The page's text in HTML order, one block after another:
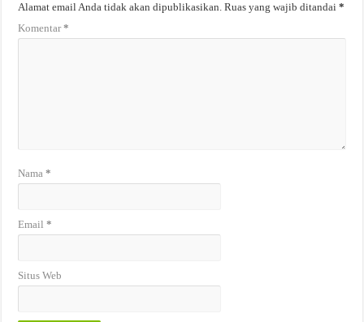
Alamat email Anda tidak akan dipublikasikan. Ruas yang wajib ditandai*
Komentar*
Nama*
Email*
Situs Web